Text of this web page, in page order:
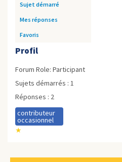
Sujet démarré
Mes réponses
Favoris
Profil
Forum Role: Participant
Sujets démarrés : 1
Réponses : 2
contributeur
occasionnel
★